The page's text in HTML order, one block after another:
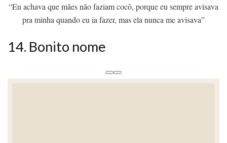
“Eu achava que mães não faziam cocô, porque eu sempre avisava
pra minha quando eu ia fazer, mas ela nunca me avisava”
14. Bonito nome